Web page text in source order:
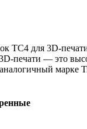
TC4 для 3D-
печати — это
марке